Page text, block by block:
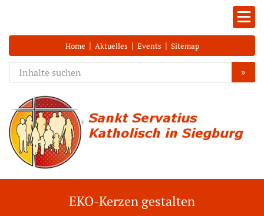
Home | Aktuelles | Events | Sitemap
»
EKO-Kerzen gestalten